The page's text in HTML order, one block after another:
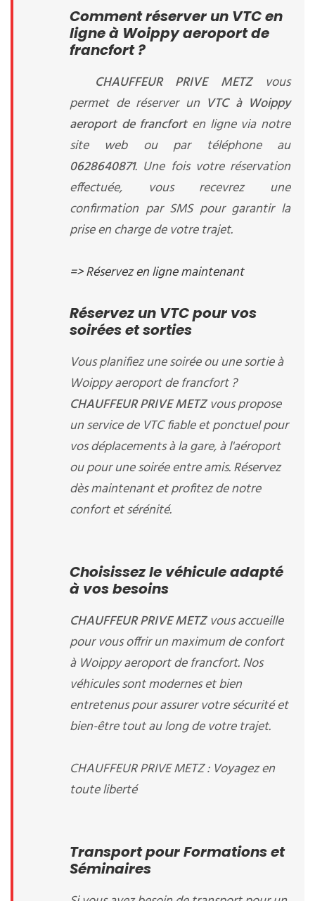
Comment réserver un VTC en
ligne à Woippy aeroport de
francfort ?
CHAUFFEUR PRIVE METZ vous
permet de réserver un VTC à Woippy
aeroport de francforten ligne via notre
site web ou par téléphone au
0628640871. Une fois votre réservation
effectuée, vous recevrez une
confirmation par SMS pour garantir la
prise en charge de votre trajet.
=> Réservez en ligne maintenant
Réservez un VTC pour vos
soirées et sorties
Vous planifiez une soirée ou une sortie à
Woippy aeroport de francfort ?
CHAUFFEUR PRIVE METZvous propose
un service de VTC fiable et ponctuel pour
vos déplacements à la gare, à l'aéroport
ou pour une soirée entre amis. Réservez
dès maintenant et profitez de notre
confort et sérénité.
Choisissez le véhicule adapté
à vos besoins
CHAUFFEUR PRIVE METZvous accueille
pour vous offrir un maximum de confort
à Woippy aeroport de francfort. Nos
véhicules sont modernes et bien
entretenus pour assurer votre sécurité et
bien-être tout au long de votre trajet.
CHAUFFEUR PRIVE METZ : Voyagez en
toute liberté
Transport pour Formations et
Séminaires